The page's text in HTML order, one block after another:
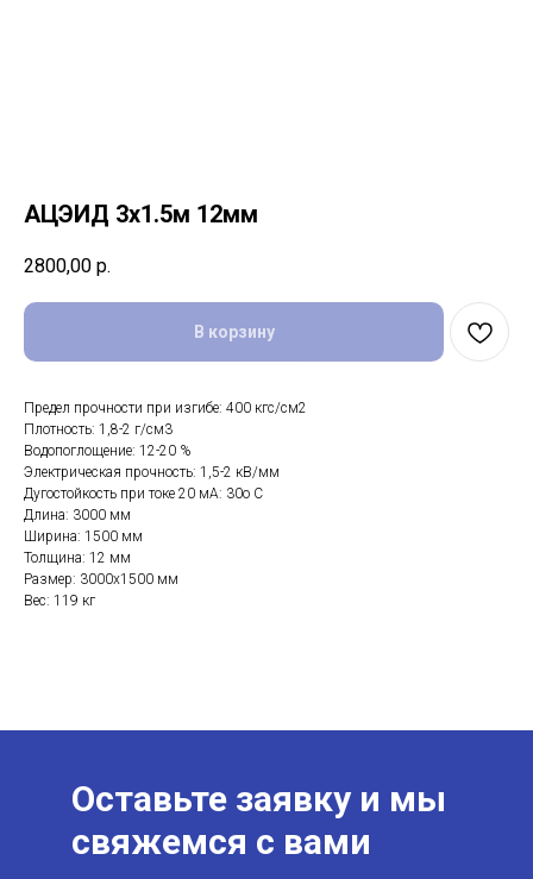
АЦЭИД 3x1.5м 12мм
2800,00 р.
В корзину
Предел прочности при изгибе: 400 кгс/см2
Плотность: 1,8-2 г/см3
Водопоглощение: 12-20 %
Электрическая прочность: 1,5-2 кВ/мм
Дугостойкость при токе 20 мА: 30o C
Длина: 3000 мм
Ширина: 1500 мм
Толщина: 12 мм
Размер: 3000х1500 мм
Вес: 119 кг
Оставьте заявку и мы
свяжемся с вами